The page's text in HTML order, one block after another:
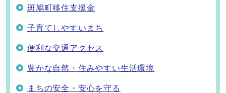
斑鳩町移住支援金
子育てしやすいまち
便利な交通アクセス
豊かな自然・住みやすい生活環境
まちの安全・安心を守る